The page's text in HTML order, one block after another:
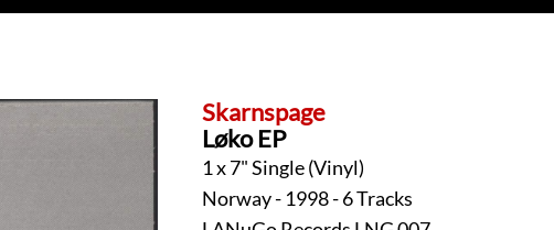
Skarnspage
Løko EP
1 x 7" Single (Vinyl)
Norway - 1998 - 6 Tracks